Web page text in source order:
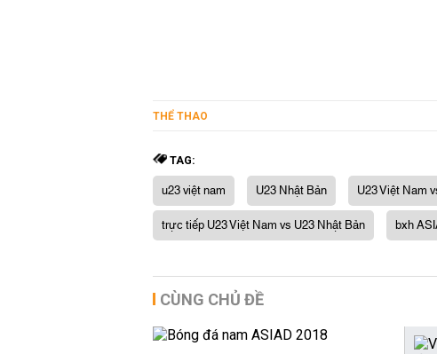
THỂ THAO
TAG:
u23 việt nam U23 Nhật Bản U23 Việt Nam
trực tiếp U23 Việt Nam vs U23 Nhật Bản
bxh
CÙNG CHỦ ĐỀ